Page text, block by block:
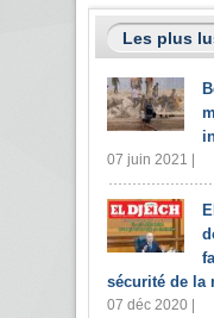
Les plus
07 juin 2021 |
sécurité de la
07 déc 2020 |